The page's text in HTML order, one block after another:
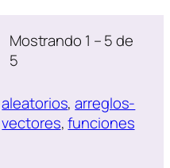
Mostrando 1 – 5 de
5
aleatorios, arreglos-
vectores, funciones